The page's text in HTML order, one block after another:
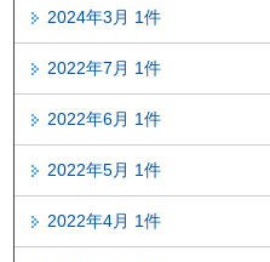
2024年3月 1件
2022年7月 1件
2022年6月 1件
2022年5月 1件
2022年4月 1件